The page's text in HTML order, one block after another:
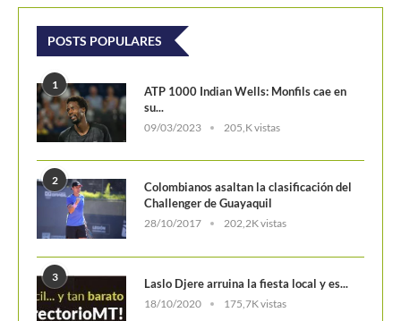
POSTS POPULARES
1
ATP 1000 Indian Wells: Monfils cae en
su...
09/03/2023 205,K vistas
2
Colombianos asaltan la clasificación del
Challenger de Guayaquil
28/10/2017 202,2K vistas
3 Laslo Djere arruina la fiesta local y es...
18/10/2020 175,7K vistas